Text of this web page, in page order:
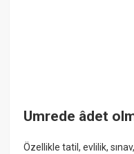
Umrede âdet
Özellikle tatil, evlilik,